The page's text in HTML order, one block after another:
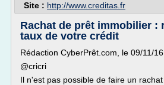
Site : http://www.creditas.fr
Rachat de prêt immobilier :
taux de votre crédit
Rédaction CyberPrêt.com, le 09/11/
@cricri
Il n'est pas possible de faire un